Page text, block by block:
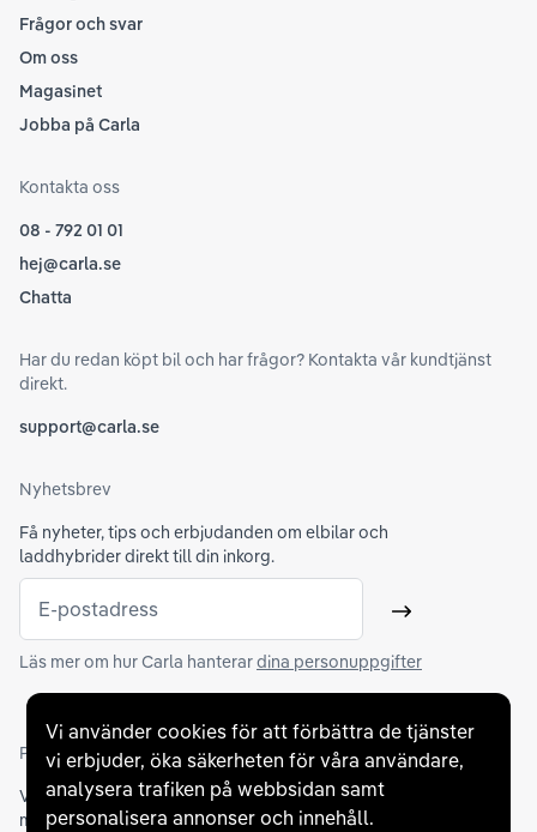
Vi använder cookies för att förbättra de tjänster
vi erbjuder, öka säkerheten för våra användare,
analysera trafiken på webbsidan samt
personalisera annonser och innehåll.
Frågor och svar
Om oss
Magasinet
Jobba på Carla
Kontakta oss
08 - 792 01 01
hej@carla.se
Chatta
Har du redan köpt bil och har frågor? Kontakta vår kundtjänst
direkt.
support@carla.se
Nyhetsbrev
Få nyheter, tips och erbjudanden om elbilar och
laddhybrider direkt till din inkorg.
E-postadress Skicka
Läs mer om hur Carla hanterardina personuppgifter
Partners och betallösningar
Vi samarbetar med flertalet banker för att erbjuda dig bästa
möjliga finansieringslösning och stödjer en rad olika